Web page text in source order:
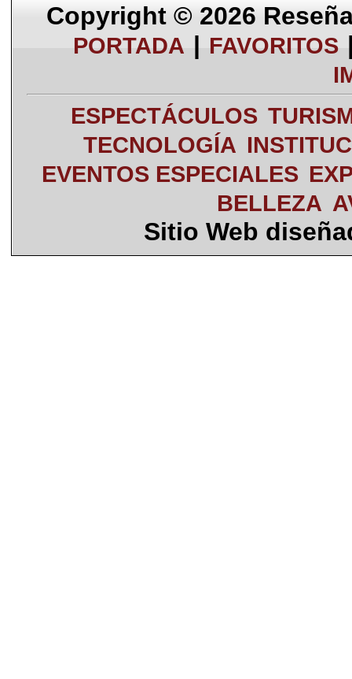
Copyright © 2026
PORTADA | FAVORITOS
ESPECTÁCULOS
TECNOLOGÍA
EVENTOS ESPECIALES
BELLEZA
Sitio Web